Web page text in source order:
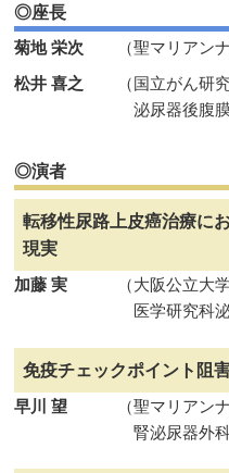
◎座長
菊地 栄次
（聖マリアン
松井 喜之
（国立がん研
泌尿器後腹
◎演者
転移性尿路上皮癌治療に
現実
加藤 実
（大阪公立大
医学研究科
免疫チェックポイント阻
早川 望
（聖マリアン
腎泌尿器外科